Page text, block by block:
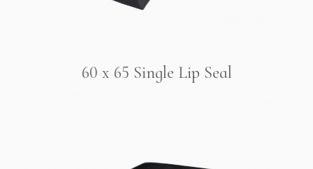
60 x 65 Single Lip Seal